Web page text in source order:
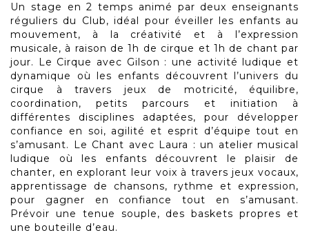
Un stage en 2 temps animé par deux enseignants
réguliers du Club, idéal pour éveiller les enfants au
mouvement, à la créativité et à l’expression
musicale, à raison de 1h de cirque et 1h de chant par
jour. Le Cirque avec Gilson : une activité ludique et
dynamique où les enfants découvrent l’univers du
cirque à travers jeux de motricité, équilibre,
coordination, petits parcours et initiation à
différentes disciplines adaptées, pour développer
confiance en soi, agilité et esprit d’équipe tout en
s’amusant. Le Chant avec Laura : un atelier musical
ludique où les enfants découvrent le plaisir de
chanter, en explorant leur voix à travers jeux vocaux,
apprentissage de chansons, rythme et expression,
pour gagner en confiance tout en s’amusant.
Prévoir une tenue souple, des baskets propres et
une bouteille d’eau.